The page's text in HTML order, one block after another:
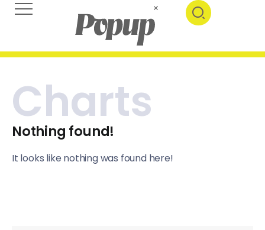
Charts
Nothing found!
It looks like nothing was found here!